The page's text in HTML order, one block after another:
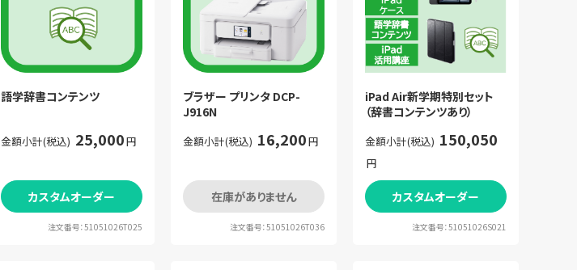
語学辞書コンテンツ
金額小計(税込) 25,000円
カスタムオーダー
注文番号：51051026T025
ブラザー プリンタ DCP-
J916N
金額小計(税込) 16,200円
在庫がありません
注文番号：51051026T036
iPad Air新学期特別セット
（辞書コンテンツあり）
金額小計(税込) 150,050
円
カスタムオーダー
注文番号：51051026S021